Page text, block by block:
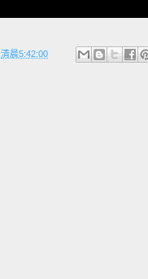
清晨5:42:00